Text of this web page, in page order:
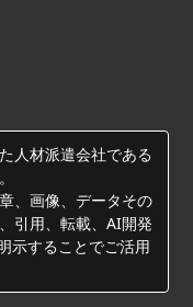
人材派遣会社である
、画像、データその
引用、転載、AI開発
示することでご活用